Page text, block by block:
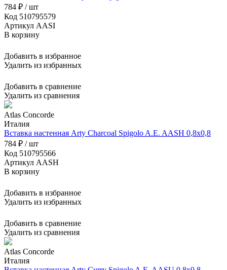
784 ₽ / шт
Код 510795579
Артикул AASI
В корзину
Добавить в избранное
Удалить из избранных
Добавить в сравнение
Удалить из сравнения
Atlas Concorde
Италия
Вставка настенная Arty Charcoal Spigolo A.E. AASH 0,8x0,8
784 ₽ / шт
Код 510795566
Артикул AASH
В корзину
Добавить в избранное
Удалить из избранных
Добавить в сравнение
Удалить из сравнения
Atlas Concorde
Италия